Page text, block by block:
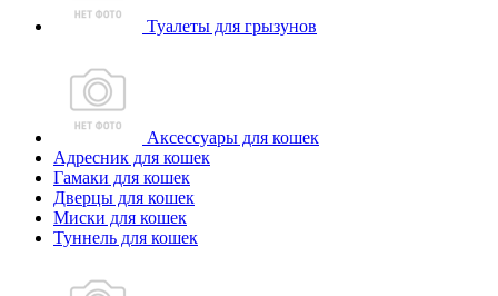
Туалеты для грызунов
Аксессуары для кошек
Адресник для кошек
Гамаки для кошек
Дверцы для кошек
Миски для кошек
Туннель для кошек